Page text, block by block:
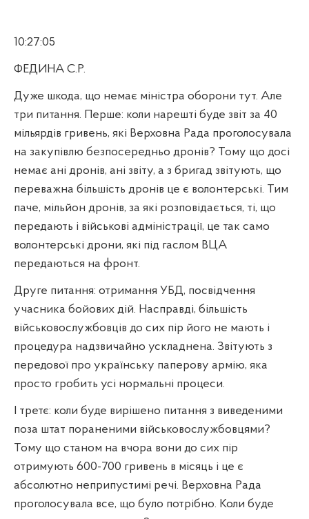
10:27:05
ФЕДИНА С.Р.
Дуже шкода, що немає міністра оборони тут. Але
три питання. Перше: коли нарешті буде звіт за 40
мільярдів гривень, які Верховна Рада проголосувала
на закупівлю безпосередньо дронів? Тому що досі
немає ані дронів, ані звіту, а з бригад звітують, що
переважна більшість дронів це є волонтерські. Тим
паче, мільйон дронів, за які розповідається, ті, що
передають і військові адміністрації, це так само
волонтерські дрони, які під гаслом ВЦА
передаються на фронт.
Друге питання: отримання УБД, посвідчення
учасника бойових дій. Насправді, більшість
військовослужбовців до сих пір його не мають і
процедура надзвичайно ускладнена. Звітують з
передової про українську паперову армію, яка
просто гробить усі нормальні процеси.
І третє: коли буде вирішено питання з виведеними
поза штат пораненими військовослужбовцями?
Тому що станом на вчора вони до сих пір
отримують 600-700 гривень в місяць і це є
абсолютно неприпустимі речі. Верховна Рада
проголосувала все, що було потрібно. Коли буде